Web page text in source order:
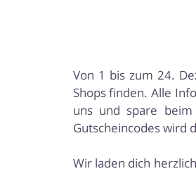
Von 1 bis zum 24.
Shops finden. Alle
uns und spare
Gutscheincodes wird
Wir laden dich